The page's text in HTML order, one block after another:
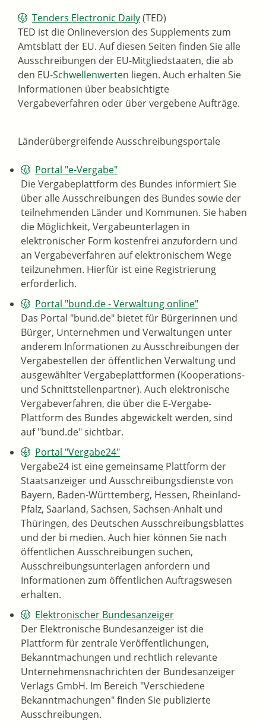
Tenders Electronic Daily(TED)
TED ist die Onlineversion des Supplements zum
Amtsblatt der EU. Auf diesen Seiten finden Sie alle
Ausschreibungen der EU-Mitgliedstaaten, die ab
den EU-Schwellenwerten liegen. Auch erhalten Sie
Informationen über beabsichtigte
Vergabeverfahren oder über vergebene Aufträge.
Länderübergreifende Ausschreibungsportale
Portal "e-Vergabe"
Die Vergabeplattform des Bundes informiert Sie
über alle Ausschreibungen des Bundes sowie der
teilnehmenden Länder und Kommunen. Sie haben
die Möglichkeit, Vergabeunterlagen in
elektronischer Form kostenfrei anzufordern und
an Vergabeverfahren auf elektronischem Wege
teilzunehmen. Hierfür ist eine Registrierung
erforderlich.
Portal "bund.de - Verwaltung online"
Das Portal "bund.de" bietet für Bürgerinnen und
Bürger, Unternehmen und Verwaltungen unter
anderem Informationen zu Ausschreibungen der
Vergabestellen der öffentlichen Verwaltung und
ausgewählter Vergabeplattformen (Kooperations-
und Schnittstellenpartner). Auch elektronische
Vergabeverfahren, die über die E-Vergabe-
Plattform des Bundes abgewickelt werden, sind
auf "bund.de" sichtbar.
Portal "Vergabe24"
Vergabe24 ist eine gemeinsame Plattform der
Staatsanzeiger und Ausschreibungsdienste von
Bayern, Baden-Württemberg, Hessen, Rheinland-
Pfalz, Saarland, Sachsen, Sachsen-Anhalt und
Thüringen, des Deutschen Ausschreibungsblattes
und der bi medien. Auch hier können Sie nach
öffentlichen Ausschreibungen suchen,
Ausschreibungsunterlagen anfordern und
Informationen zum öffentlichen Auftragswesen
erhalten.
Elektronischer Bundesanzeiger
Der Elektronische Bundesanzeiger ist die
Plattform für zentrale Veröffentlichungen,
Bekanntmachungen und rechtlich relevante
Unternehmensnachrichten der Bundesanzeiger
Verlags GmbH. Im Bereich "Verschiedene
Bekanntmachungen" finden Sie publizierte
Ausschreibungen.